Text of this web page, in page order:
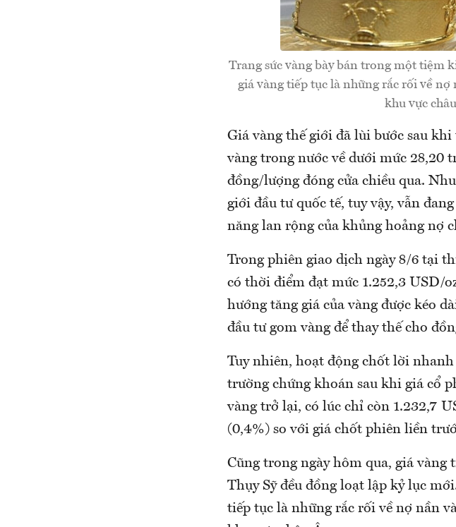
Trang sức vàng bày bán trong một tiệm
giá vàng tiếp tục là những rắc rối về nợ
khu vực
Giá vàng thế giới đã lùi bước sau
vàng trong nước về dưới mức 28,20
đồng/lượng đóng cửa chiều qua.
giới đầu tư quốc tế, tuy vậy, vẫn
năng lan rộng của khủng hoảng nợ
Trong phiên giao dịch ngày 8/6 tại
có thời điểm đạt mức 1.252,3 USD/
hướng tăng giá của vàng được kéo
đầu tư gom vàng để thay thế cho
Tuy nhiên, hoạt động chốt lời
trường chứng khoán sau khi giá cổ
vàng trở lại, có lúc chỉ còn 1.232,7
(0,4%) so với giá chốt phiên liền
Cũng trong ngày hôm qua, giá
Thụy Sỹ đều đồng loạt lập kỷ lục
tiếp tục là những rắc rối về nợ nần